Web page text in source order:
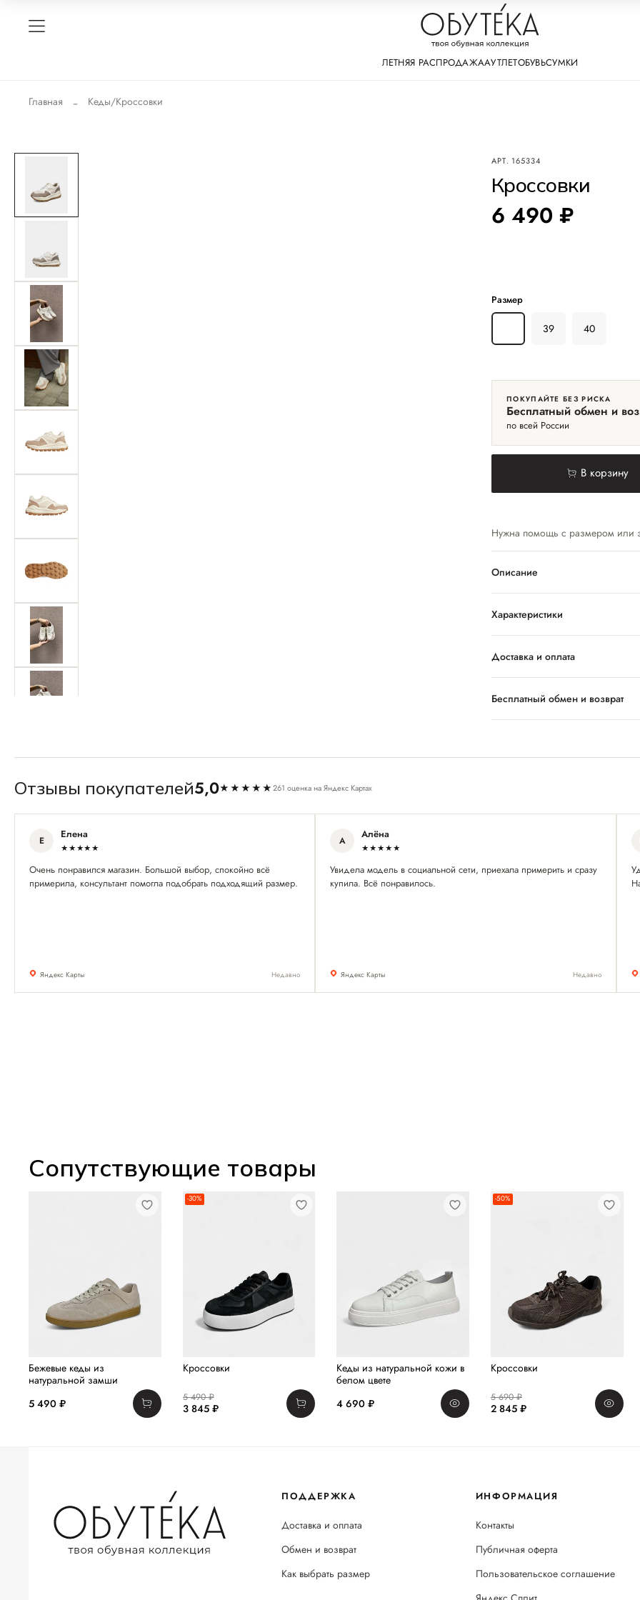
ЛЕТНЯЯ РАСПРОДАЖААУТЛЕТОБУВЬСУМКИ
Главная Кеды/Кроссовки
АРТ. 165334
Кроссовки
6 490 ₽
Размер
39 40
ПОКУПАЙТЕ БЕЗ РИСКА
Бесплатный обмен и
по всей России
В корзину
Нужна помощь с размером или
Описание
Характеристики
Доставка и оплата
Бесплатный обмен и возврат
Отзывы покупателей5,0★★★★★261 оценка на Яндекс Картах
Е Елена
★★★★★
Очень понравился магазин. Большой выбор, спокойно всё
примерила, консультант помогла подобрать подходящий размер.
Яндекс Карты Недавно
А Алёна
★★★★★
Увидела модель в социальной сети, приехала примерить и сразу
купила. Всё понравилось.
Яндекс Карты Недавно
Сопутствующие товары
Бежевые кеды из
натуральной замши
5 490 ₽
-30%
Кроссовки
5 490 ₽
3 845 ₽
Кеды из натуральной кожи в
белом цвете
4 690 ₽
-50%
Кроссовки
5 690 ₽
2 845 ₽
ПОДДЕРЖКА
Доставка и оплата
Обмен и возврат
Как выбрать размер
ИНФОРМАЦИЯ
Контакты
Публичная оферта
Пользовательское соглашение